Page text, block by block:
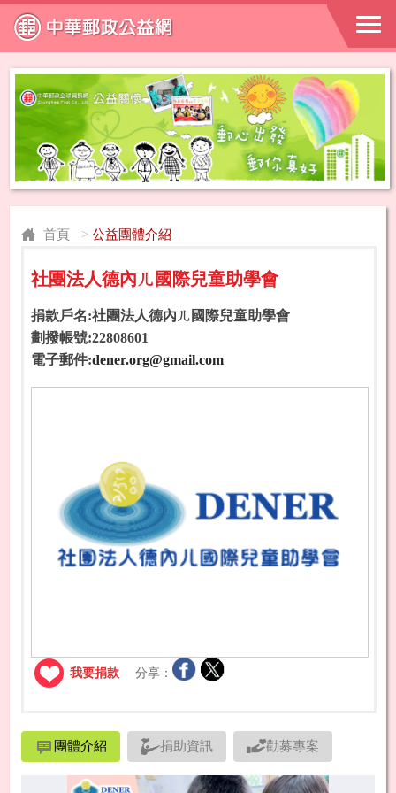
首頁 > 公益團體介紹
社團法人德內ㄦ國際兒童助學會
捐款戶名:社團法人德內ㄦ國際兒童助學會
劃撥帳號:22808601
電子郵件:dener.org@gmail.com
我要捐款 分享：
團體介紹 捐助資訊 勸募專案